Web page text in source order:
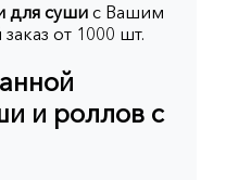
для сушис Вашим
от 1000 шт.
и роллов с